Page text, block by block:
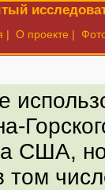
| О проекте |
США,
том